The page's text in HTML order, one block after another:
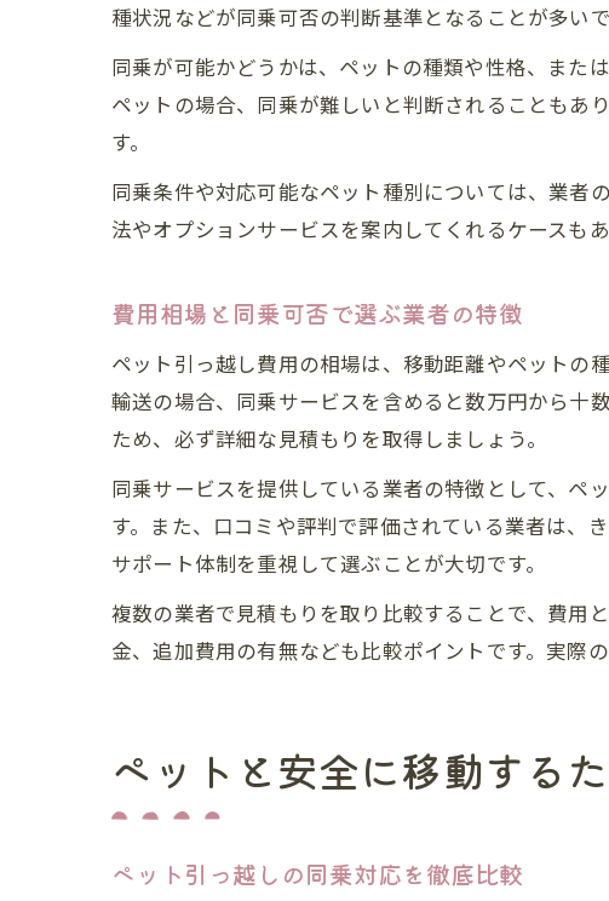
種状況などが同乗可否の判断基準となることが多いで
同乗が可能かどうかは、ペットの種類や性格、また
ペットの場合、同乗が難しいと判断されることもあ
す。
同乗条件や対応可能なペット種別については、業者
法やオプションサービスを案内してくれるケースも
費用相場と同乗可否で選ぶ業者の特徴
ペット引っ越し費用の相場は、移動距離やペットの
輸送の場合、同乗サービスを含めると数万円から十
ため、必ず詳細な見積もりを取得しましょう。
同乗サービスを提供している業者の特徴として、ペ
す。また、口コミや評判で評価されている業者は、
サポート体制を重視して選ぶことが大切です。
複数の業者で見積もりを取り比較することで、費用
金、追加費用の有無なども比較ポイントです。実際
ペットと安全に移動する
ペット引っ越しの同乗対応を徹底比較